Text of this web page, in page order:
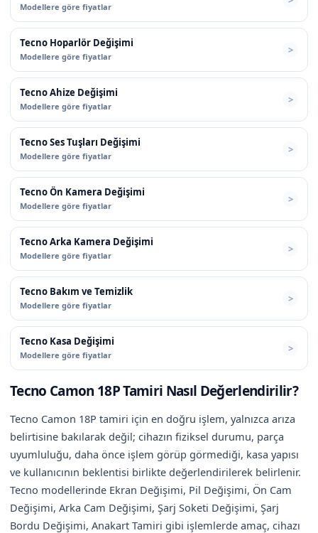
Modellere göre fiyatlar
Tecno Hoparlör Değişimi
Modellere göre fiyatlar
Tecno Ahize Değişimi
Modellere göre fiyatlar
Tecno Ses Tuşları Değişimi
Modellere göre fiyatlar
Tecno Ön Kamera Değişimi
Modellere göre fiyatlar
Tecno Arka Kamera Değişimi
Modellere göre fiyatlar
Tecno Bakım ve Temizlik
Modellere göre fiyatlar
Tecno Kasa Değişimi
Modellere göre fiyatlar
Tecno Camon 18P Tamiri Nasıl Değerlendirilir?
Tecno Camon 18P tamiri için en doğru işlem, yalnızca arıza
belirtisine bakılarak değil; cihazın fiziksel durumu, parça
uyumluluğu, daha önce işlem görüp görmediği, kasa yapısı
ve kullanıcının beklentisi birlikte değerlendirilerek belirlenir.
Tecno modellerinde Ekran Değişimi, Pil Değişimi, Ön Cam
Değişimi, Arka Cam Değişimi, Şarj Soketi Değişimi, Şarj
Bordu Değişimi, Anakart Tamiri gibi işlemlerde amaç, cihazı